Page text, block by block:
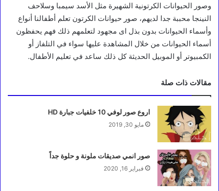
وصور الحيوانات الكرتونية الشهيرة مثل الأسد سيمبا وسلاحف
النينجا محببة جدا لديهم، صور حيوانات الكرتون تعلم أطفالنا أنواع
وأسماء الحيوانات بدون بذل اى مجهود لتعلمهم ذلك فهم يحفظون
أسماء الحيوانات من خلال المشاهدة عليها سواء في التلفاز أو
الكمبيوتر أو الموبيل الحديثة كل ذلك ساعد في تعليم الأطفال.
مقالات ذات صلة
اروع صور لوفي 10 خلفيات جبارة HD
مايو 30, 2019
صور انمي صديقات ملونة و حلوة جداً
فبراير 16, 2020